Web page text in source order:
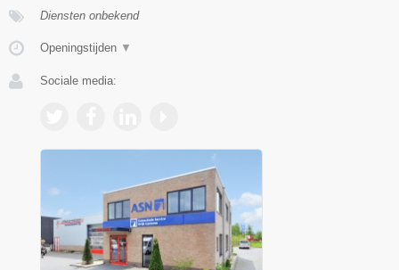
Diensten onbekend
Openingstijden ▼
Sociale media: